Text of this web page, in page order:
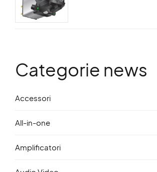
Categorie news
Accessori
All-in-one
Amplificatori